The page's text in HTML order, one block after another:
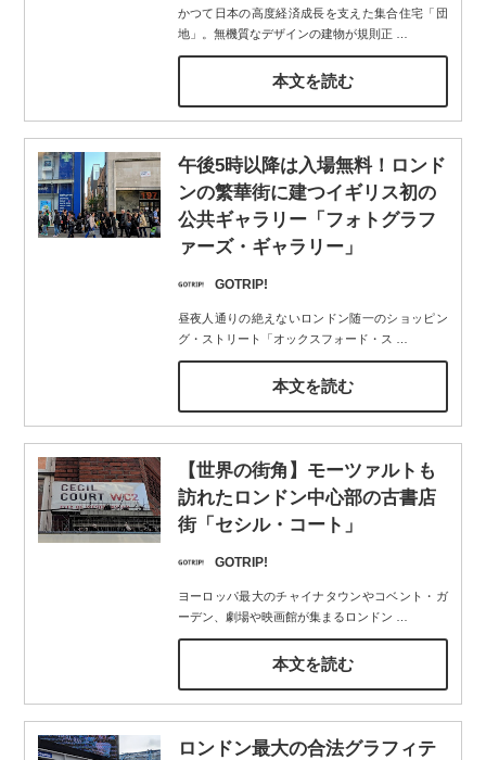
かつて日本の高度経済成長を支えた集合住宅「団
地」。無機質なデザインの建物が規則正
本文を読む
午後5時以降は入場無料！ロンド
ンの繁華街に建つイギリス初の
公共ギャラリー「フォトグラフ
ァーズ・ギャラリー」
GOTRIP!
昼夜人通りの絶えないロンドン随一のショッピン
グ・ストリート「オックスフォード・ス
本文を読む
【世界の街角】モーツァルトも
訪れたロンドン中心部の古書店
街「セシル・コート」
GOTRIP!
ヨーロッパ最大のチャイナタウンやコベント・ガ
ーデン、劇場や映画館が集まるロンドン
本文を読む
ロンドン最大の合法グラフィテ